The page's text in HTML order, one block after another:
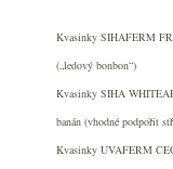
Kvasinky SIHAFERM
(„ledový bonbon“)
Kvasinky SIHA
banán (vhodné podpořit
Kvasinky UVAFERM